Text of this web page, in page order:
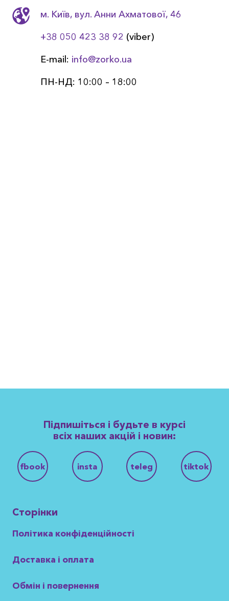
м. Київ, вул. Анни Ахматовоï, 46
+38 050 423 38 92 (viber)
E-mail: info@zorko.ua
ПН-НД: 10:00 – 18:00
Підпишіться і будьте в курсі
всіх наших акцій і новин:
fbook insta teleg tiktok
Сторінки
Політика конфіденційності
Доставка і оплата
Обмін і повернення